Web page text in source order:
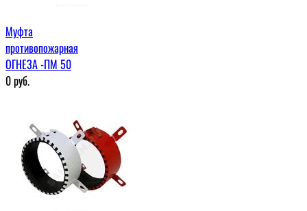
Муфта
противопожарная
ОГНЕЗА -ПМ 50
0руб.